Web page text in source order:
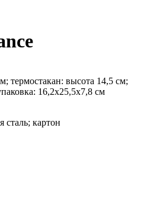
термостакан: высота 14,5 см;
16,2х25,5х7,8 см
сталь; картон